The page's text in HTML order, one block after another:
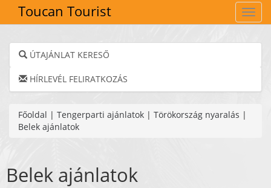
Toucan Tourist
ÚTAJÁNLAT KERESŐ
HÍRLEVÉL FELIRATKOZÁS
Főoldal | Tengerparti ajánlatok | Törökország nyaralás |
Belek ajánlatok
Belek ajánlatok